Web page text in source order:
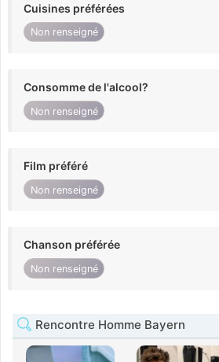
Cuisines préférées
Non renseigné
Consomme de l'alcool?
Non renseigné
Film préféré
Non renseigné
Chanson préférée
Non renseigné
Rencontre Homme Bayern